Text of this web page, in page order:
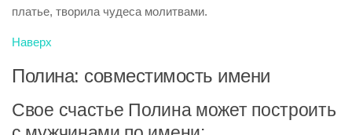
платье, творила чудеса молитвами.
Наверх
Полина: совместимость имени
Свое счастье Полина может построить